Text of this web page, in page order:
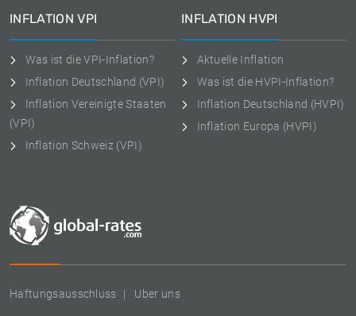
Haftungsausschluss Uber uns
INFLATION VPI
Was ist die VPI-Inflation?
Inflation Deutschland (VPI)
Inflation Vereinigte Staaten
(VPI)
Inflation Schweiz (VPI)
INFLATION HVPI
Aktuelle Inflation
Was ist die HVPI-Inflation?
Inflation Deutschland (HVPI)
Inflation Europa (HVPI)